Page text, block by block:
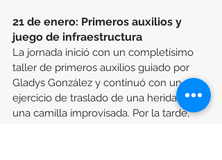
21 de enero: Primeros auxilios y
juego de infraestructura
La jornada inició con un completísimo
taller de primeros auxilios guiado por
Gladys González y continuó con un
ejercicio de traslado de una herida en
una camilla improvisada. Por la tarde,